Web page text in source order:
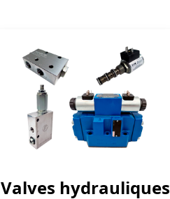
Valves hydrauliques